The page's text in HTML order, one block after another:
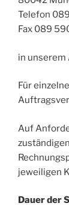
Telefon
Fax 089
in unserem
Für
Auf
jeweiligen
Dauer der